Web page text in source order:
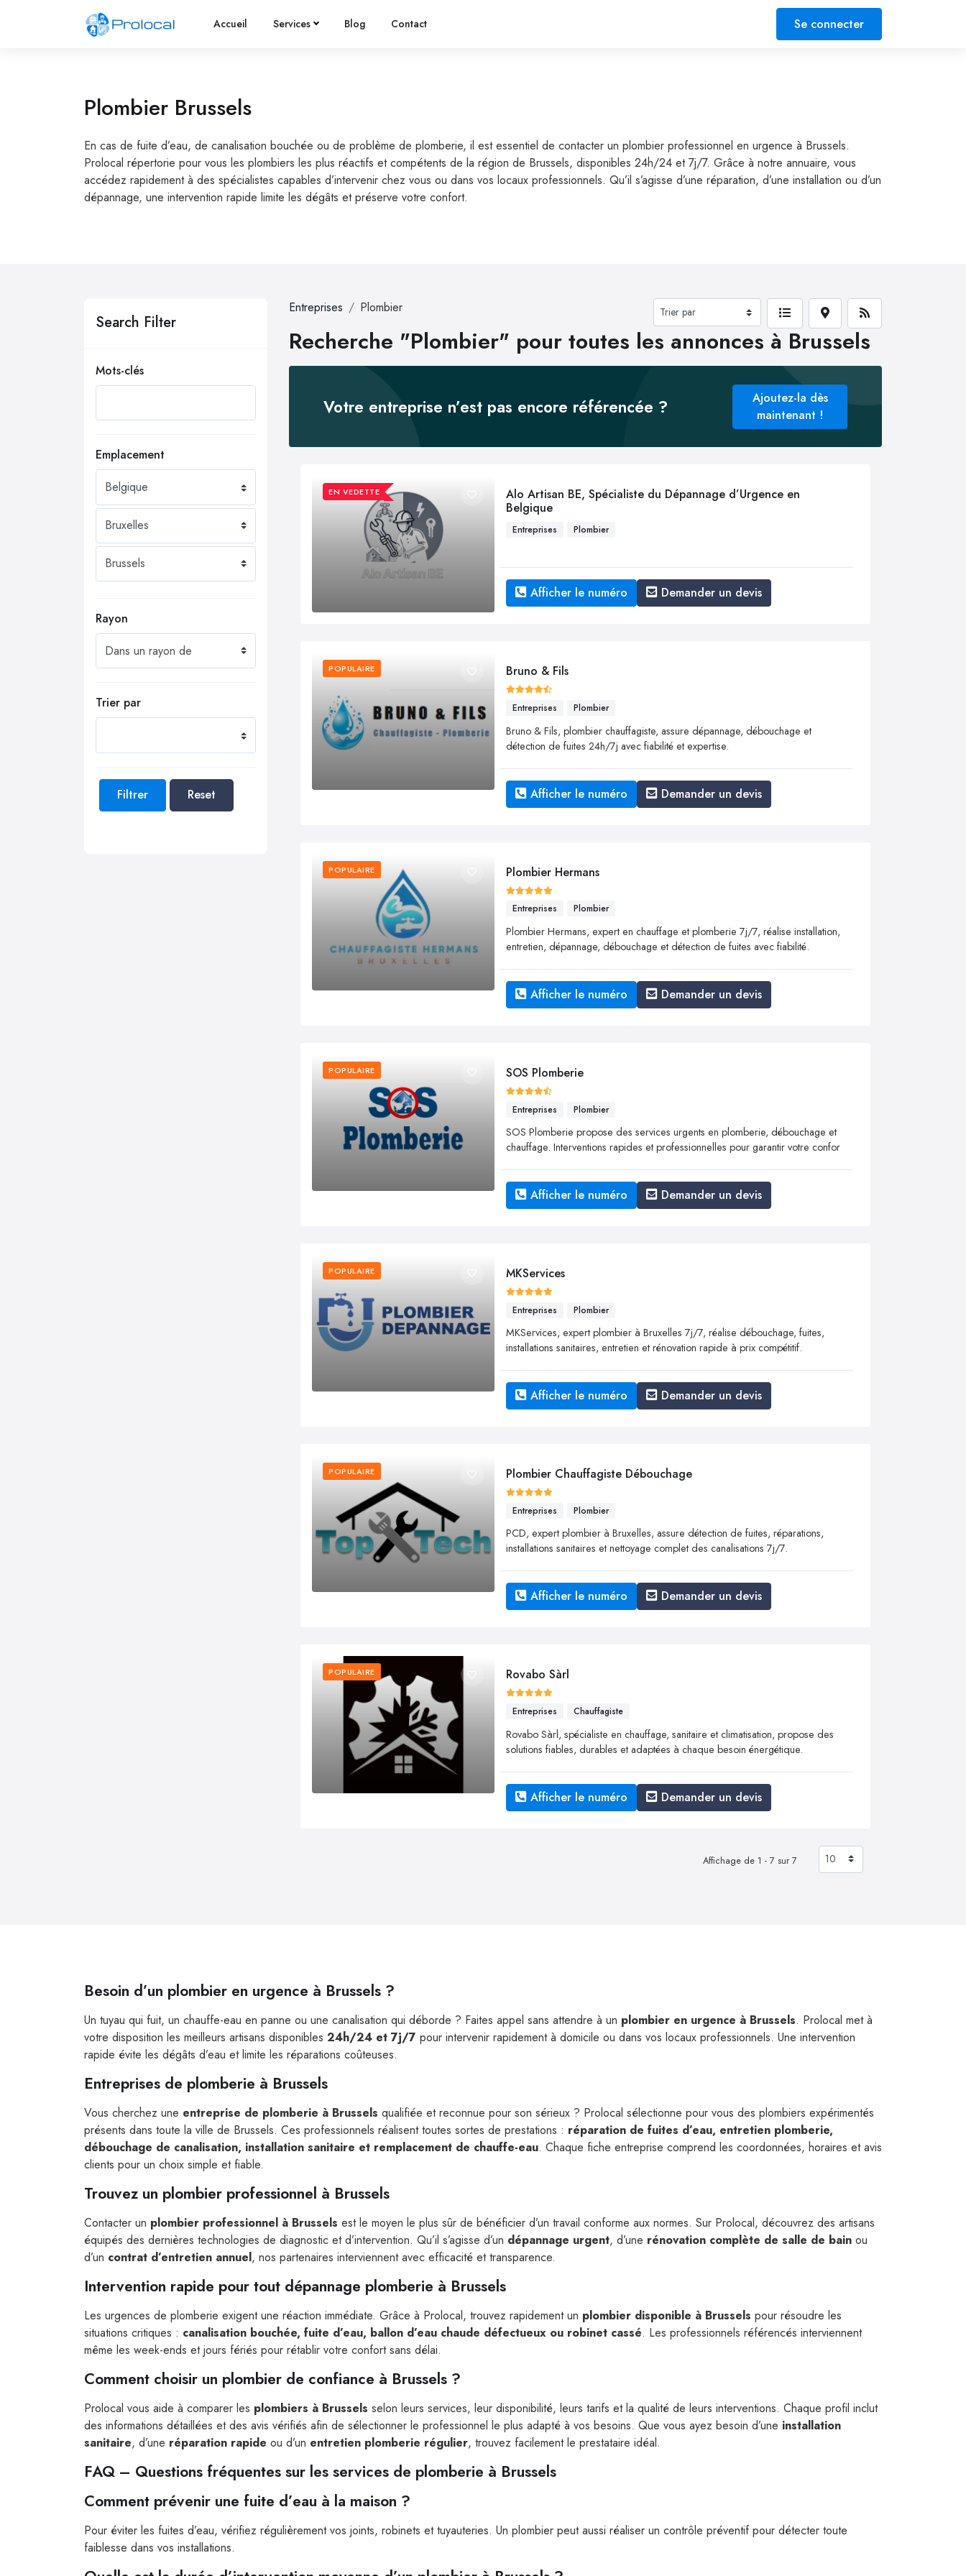
Accueil Services Blog Contact Se connecter
Plombier Brussels
En cas de fuite d’eau, de canalisation bouchée ou de problème de plomberie, il est essentiel de contacter un plombier professionnel en urgence à Brussels.
Prolocal répertorie pour vous les plombiers les plus réactifs et compétents de la région de Brussels, disponibles 24h/24 et 7j/7. Grâce à notre annuaire, vous
accédez rapidement à des spécialistes capables d’intervenir chez vous ou dans vos locaux professionnels. Qu’il s’agisse d’une réparation, d’une installation ou d’un
dépannage, une intervention rapide limite les dégâts et préserve votre confort.
Search Filter
Mots-clés
Emplacement
Rayon
Trier par
Filtrer Reset
Entreprises Plombier
Recherche "Plombier" pour toutes les annonces à Brussels
Votre entreprise n’est pas encore référencée ?
Ajoutez-la dès
maintenant !
EN VEDETTE
Alo Artisan BE, Spécialiste du Dépannage d’Urgence en
Belgique
Entreprises Plombier
Afficher le numéro Demander un devis
POPULAIRE Bruno & Fils
Entreprises Plombier
Bruno & Fils, plombier chauffagiste, assure dépannage, débouchage et
détection de fuites 24h/7j avec fiabilité et expertise.
Afficher le numéro Demander un devis
POPULAIRE Plombier Hermans
Entreprises Plombier
Plombier Hermans, expert en chauffage et plomberie 7j/7, réalise installation,
entretien, dépannage, débouchage et détection de fuites avec fiabilité.
Afficher le numéro Demander un devis
POPULAIRE SOS Plomberie
Entreprises Plombier
SOS Plomberie propose des services urgents en plomberie, débouchage et
chauffage. Interventions rapides et professionnelles pour garantir votre confor
Afficher le numéro Demander un devis
POPULAIRE MKServices
Entreprises Plombier
MKServices, expert plombier à Bruxelles 7j/7, réalise débouchage, fuites,
installations sanitaires, entretien et rénovation rapide à prix compétitif.
Afficher le numéro Demander un devis
POPULAIRE Plombier Chauffagiste Débouchage
Entreprises Plombier
PCD, expert plombier à Bruxelles, assure détection de fuites, réparations,
installations sanitaires et nettoyage complet des canalisations 7j/7.
Afficher le numéro Demander un devis
POPULAIRE Rovabo Sàrl
Entreprises Chauffagiste
Rovabo Sàrl, spécialiste en chauffage, sanitaire et climatisation, propose des
solutions fiables, durables et adaptées à chaque besoin énergétique.
Afficher le numéro Demander un devis
Affichage de 1 - 7 sur 7
Besoin d’un plombier en urgence à Brussels ?
Un tuyau qui fuit, un chauffe-eau en panne ou une canalisation qui déborde ? Faites appel sans attendre à un plombier en urgence à Brussels. Prolocal met à
votre disposition les meilleurs artisans disponibles 24h/24 et 7j/7 pour intervenir rapidement à domicile ou dans vos locaux professionnels. Une intervention
rapide évite les dégâts d’eau et limite les réparations coûteuses.
Entreprises de plomberie à Brussels
Vous cherchez une entreprise de plomberie à Brussels qualifiée et reconnue pour son sérieux ? Prolocal sélectionne pour vous des plombiers expérimentés
présents dans toute la ville de Brussels. Ces professionnels réalisent toutes sortes de prestations : réparation de fuites d’eau, entretien plomberie,
débouchage de canalisation, installation sanitaire et remplacement de chauffe-eau. Chaque fiche entreprise comprend les coordonnées, horaires et avis
clients pour un choix simple et fiable.
Trouvez un plombier professionnel à Brussels
Contacter un plombier professionnel à Brussels est le moyen le plus sûr de bénéficier d’un travail conforme aux normes. Sur Prolocal, découvrez des artisans
équipés des dernières technologies de diagnostic et d’intervention. Qu’il s’agisse d’un dépannage urgent, d’une rénovation complète de salle de bain ou
d’un contrat d’entretien annuel, nos partenaires interviennent avec efficacité et transparence.
Intervention rapide pour tout dépannage plomberie à Brussels
Les urgences de plomberie exigent une réaction immédiate. Grâce à Prolocal, trouvez rapidement un plombier disponible à Brussels pour résoudre les
situations critiques : canalisation bouchée, fuite d’eau, ballon d’eau chaude défectueux ou robinet cassé. Les professionnels référencés interviennent
même les week-ends et jours fériés pour rétablir votre confort sans délai.
Comment choisir un plombier de confiance à Brussels ?
Prolocal vous aide à comparer les plombiers à Brussels selon leurs services, leur disponibilité, leurs tarifs et la qualité de leurs interventions. Chaque profil inclut
des informations détaillées et des avis vérifiés afin de sélectionner le professionnel le plus adapté à vos besoins. Que vous ayez besoin d’une installation
sanitaire, d’une réparation rapide ou d’un entretien plomberie régulier, trouvez facilement le prestataire idéal.
FAQ – Questions fréquentes sur les services de plomberie à Brussels
Comment prévenir une fuite d’eau à la maison ?
Pour éviter les fuites d’eau, vérifiez régulièrement vos joints, robinets et tuyauteries. Un plombier peut aussi réaliser un contrôle préventif pour détecter toute
faiblesse dans vos installations.